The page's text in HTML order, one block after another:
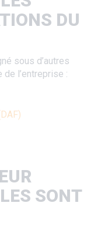
DU
sous d’autres
l’entreprise :
SONT